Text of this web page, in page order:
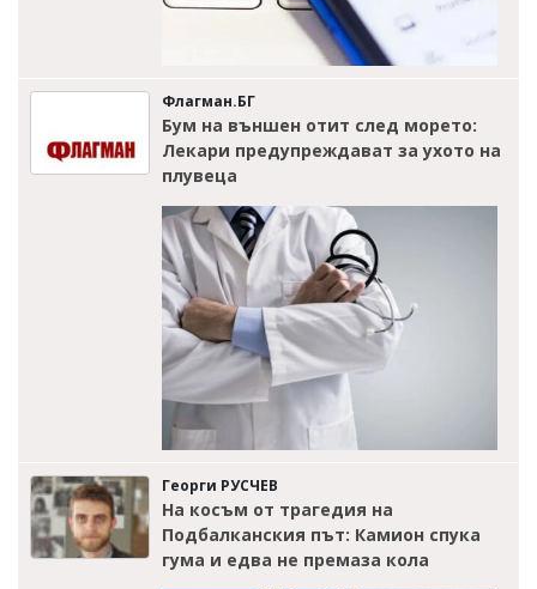
Флагман.БГ
Бум на външен отит след морето:
Лекари предупреждават за ухото на
плувеца
Георги РУСЧЕВ
На косъм от трагедия на
Подбалканския път: Камион спука
гума и едва не премаза кола